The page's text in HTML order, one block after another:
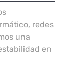
redes
una
en